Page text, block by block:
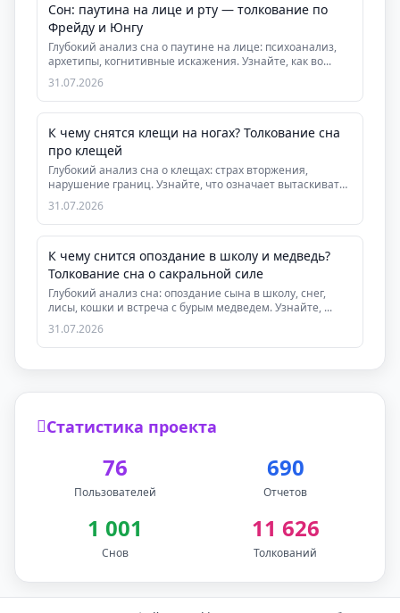
Сон: паутина на лице и рту — толкование по
Фрейду и Юнгу
Глубокий анализ сна о паутине на лице: психоанализ,
архетипы, когнитивные искажения. Узнайте, как во...
31.07.2026
К чему снятся клещи на ногах? Толкование сна
про клещей
Глубокий анализ сна о клещах: страх вторжения,
нарушение границ. Узнайте, что означает вытаскивать
к...
31.07.2026
К чему снится опоздание в школу и медведь?
Толкование сна о сакральной силе
Глубокий анализ сна: опоздание сына в школу, снег,
лисы, кошки и встреча с бурым медведем. Узнайте, ...
31.07.2026
Статистика проекта
76
Пользователей
690
Отчетов
1 001
Снов
11 626
Толкований